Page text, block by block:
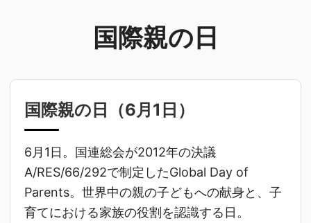
国際親の日
国際親の日（6月1日 ）
6月1日。国連総会が2012年の決議
A/RES/66/292で制定したGlobal Day of
Parents。世界中の親の子どもへの献身と、子
育てにおける家族の役割を認識する日。